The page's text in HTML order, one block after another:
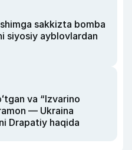
sakkizta bomba
siyosiy ayblovlardan
va “Izvarino
— Ukraina
Drapatiy haqida